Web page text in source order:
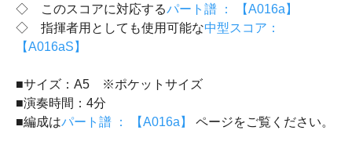
◇ このスコアに対応するパート譜 ： 【A016a】
◇ 指揮者用としても使用可能な中型スコア：
【A016aS】
■サイズ：A5 ※ポケットサイズ
■演奏時間：4分
■編成はパート譜 ： 【A016a】 ページをご覧ください。